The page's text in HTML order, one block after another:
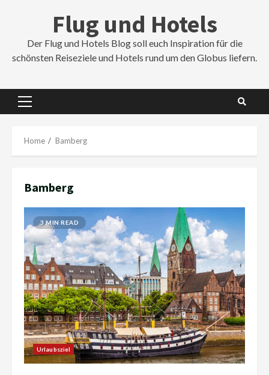
Flug und Hotels
Der Flug und Hotels Blog soll euch Inspiration für die
schönsten Reiseziele und Hotels rund um den Globus liefern.
Primary
Home Bamberg
Bamberg
3 MIN READ
Urlaubsziel